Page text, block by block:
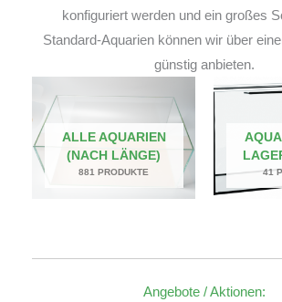
konfiguriert werden und ein großes
Standard-Aquarien können wir über
günstig anbieten.
ALLE AQUARIEN
(NACH LÄNGE)
881 PRODUKTE 41
Angebote / Aktionen: